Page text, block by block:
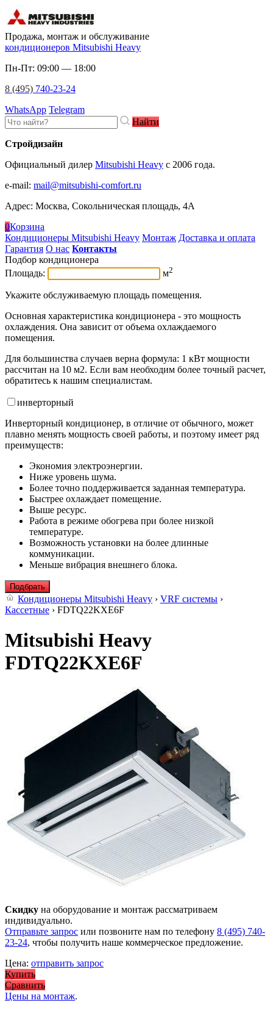
Продажа, монтаж и обслуживание
кондиционеров Mitsubishi Heavy
Пн-Пт: 09:00 — 18:00
8 (495) 740-23-24
WhatsApp Telegram
Найти
Стройдизайн
Официальный дилер Mitsubishi Heavy c 2006 года.
e-mail: mail@mitsubishi-comfort.ru
Адрес: Москва, Сокольническая площадь, 4А
0Корзина
Кондиционеры Mitsubishi Heavy Монтаж Доставка и оплата
Гарантия О нас Контакты
Подбор кондиционера
Площадь:
м2
Укажите обслуживаемую площадь помещения.
Основная характеристика кондиционера - это мощность
охлаждения. Она зависит от объема охлаждаемого
помещения.
Для большинства случаев верна формула: 1 кВт мощности
рассчитан на 10 м2. Если вам необходим более точный расчет,
обратитесь к нашим специалистам.
инверторный
Инверторный кондиционер, в отличие от обычного, может
плавно менять мощность своей работы, и поэтому имеет ряд
преимуществ:
Экономия электроэнергии.
Ниже уровень шума.
Более точно поддерживается заданная температура.
Быстрее охлаждает помещение.
Выше ресурс.
Работа в режиме обогрева при более низкой
температуре.
Возможность установки на более длинные
коммуникации.
Меньше вибрация внешнего блока.
Подбрать
Кондиционеры Mitsubishi Heavy › VRF системы ›
Кассетные › FDTQ22KXE6F
Mitsubishi Heavy
FDTQ22KXE6F
Скидку на оборудование и монтаж рассматриваем
индивидуально.
Отправьте запрос или позвоните нам по телефону 8 (495) 740-
23-24, чтобы получить наше коммерческое предложение.
Цена: отправить запрос
Купить
Сравнить
Цены на монтаж.